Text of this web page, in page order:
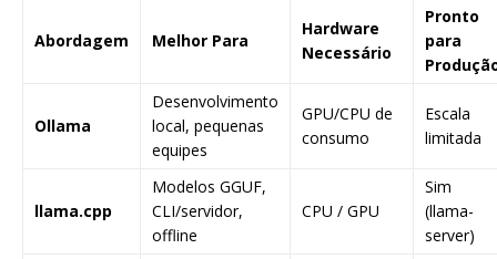
Abordagem Melhor Para
Hardware
Necessário
Pronto
para
Ollama
Desenvolvimento
local, pequenas
equipes
GPU/CPU de
consumo
Escala
limitada
llama.cpp
Modelos GGUF,
CLI/servidor,
offline
CPU / GPU
Sim
(llama-
server)